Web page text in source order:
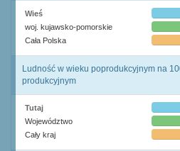
Wieś
woj. kujawsko-pomorskie
Cała Polska
Ludność w wieku poprodukcyjnym na
produkcyjnym
Tutaj
Województwo
Cały kraj